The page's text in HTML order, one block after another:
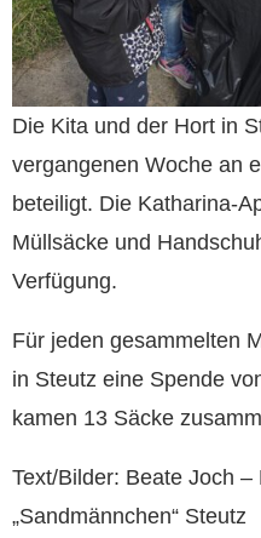
Die Kita und der Hort in
vergangenen Woche an
beteiligt. Die Katharina-
Müllsäcke und
Verfügung.
Für jeden gesammelten
in Steutz eine Spende
kamen 13 Säcke
Text/Bilder: Beate Joch
„Sandmännchen“ Steutz